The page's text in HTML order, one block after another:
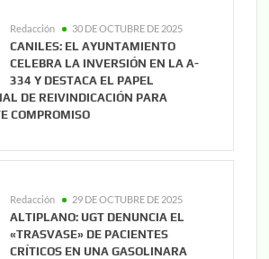
Redacción 30 DE OCTUBRE DE 2025
CANILES: EL AYUNTAMIENTO
CELEBRA LA INVERSIÓN EN LA A-
334 Y DESTACA EL PAPEL
DE REIVINDICACIÓN PARA
COMPROMISO
Redacción 29 DE OCTUBRE DE 2025
ALTIPLANO: UGT DENUNCIA EL
«TRASVASE» DE PACIENTES
CRÍTICOS EN UNA GASOLINARA